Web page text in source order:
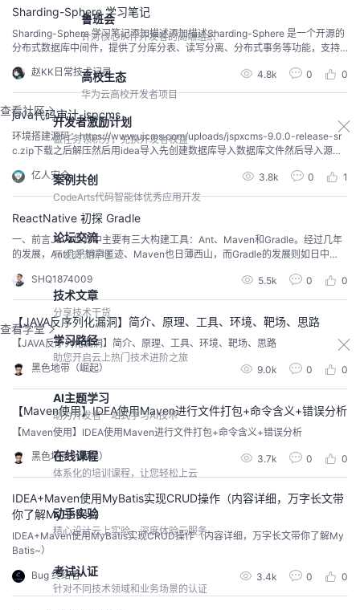
鲁班会
针对核心伙伴开发者的高端组织
高校生态
华为云高校开发者项目
查看社区
开发者激励计划
做任务领积分，兑换开发者权益
案例共创
CodeArts代码智能体优秀应用开发
论坛交流
开发交流阵地
技术文章
分享技术干货
查看学堂
学习路径
助您开启云上热门技术进阶之旅
AI主题学习
助力开发者一站式学习AI技术
在线课程
体系化的培训课程，让您轻松上云
动手实验
精心设计云上实验，深度体验云服务
考试认证
针对不同技术领域和业务场景的认证
Sharding-Sphere 学习笔记
Sharding-Sphere 学习笔记添加描述添加描述Sharding-Sphere 是一个开源的
分布式数据库中间件，提供了分库分表、读写分离、分布式事务等功能，支持
的使用方法和代码示例。一、Sharding-Sphere 的核心组件Sharding-Sphere
的核心组件包括三个...
赵KK日常技术记录 4.8k 0 0
java代码审计-jspcms
环境搭建源码：https://www.ujcms.com/uploads/jspxcms-9.0.0-release-sr
c.zip下载之后解压然后用idea导入先创建数据库导入数据库文件然后导入源码
库依赖版本然后启动后台地址：http://127.0.0.1:8080/cmscp/index.do因为刚
开始代码也那么...
亿人安全 3.8k 0 1
ReactNative 初探 Gradle
一、前言Java世界中主要有三大构建工具：Ant、Maven和Gradle。经过几年
的发展，Ant几乎销声匿迹、Maven也日薄西山，而Gradle的发展则如日中
构、一致的构建模型和插件机制。我们可以从这五个方面来分析Gradle优于Ma
ven的先进之处。 二、依赖管理系统Maven为Java世界引入了一个新的依赖管
SHQ1874009 5.5k 0 0
【JAVA反序列化漏洞】简介、原理、工具、环境、靶场、思路
【JAVA反序列化漏洞】简介、原理、工具、环境、靶场、思路
黑色地带（崛起） 9.0k 0 0
【Maven使用】IDEA使用Maven进行文件打包+命令含义+错误分析
【Maven使用】IDEA使用Maven进行文件打包+命令含义+错误分析
黑色地带（崛起） 3.7k 0 0
IDEA+Maven使用MyBatis实现CRUD操作（内容详细，万字长文带
你了解MyBatis~）
IDEA+Maven使用MyBatis实现CRUD操作（内容详细，万字长文带你了解My
Batis~）
Bug 终结者 3.4k 0 0